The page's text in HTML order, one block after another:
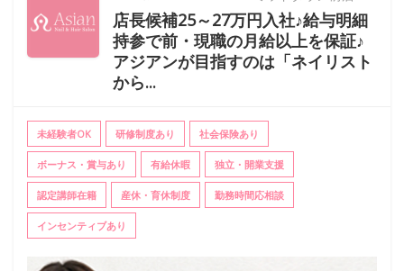
店長候補25～27万円入社♪給与明細
持参で前・現職の月給以上を保証♪
アジアンが目指すのは「ネイリスト
から...
未経験者OK 研修制度あり 社会保険あり
ボーナス・賞与あり 有給休暇 独立・開業支援
認定講師在籍 産休・育休制度 勤務時間応相談
インセンティブあり